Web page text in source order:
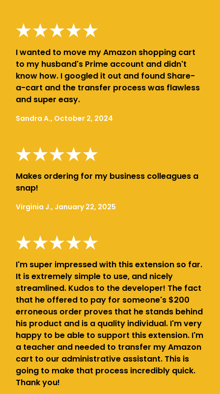
I wanted to move my Amazon shopping cart
to my husband's Prime account and didn't
know how. I googled it out and found Share-
a-cart and the transfer process was flawless
and super easy.
Sandra A., October 2, 2024
Makes ordering for my business colleagues a
snap!
Virginia J., January 22, 2025
I'm super impressed with this extension so far.
It is extremely simple to use, and nicely
streamlined. Kudos to the developer! The fact
that he offered to pay for someone's $200
erroneous order proves that he stands behind
his product and is a quality individual. I'm very
happy to be able to support this extension. I'm
a teacher and needed to transfer my Amazon
cart to our administrative assistant. This is
going to make that process incredibly quick.
Thank you!